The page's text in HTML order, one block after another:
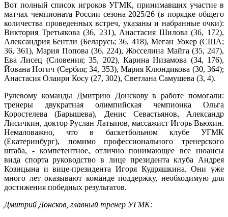
Вот полный список игроков УГМК, принимавших участие в
матчах чемпионата России сезона 2025/26 (в порядке общего
количества проведенных встреч, указаны и набранные очки):
Виктория Третьякова (36, 231), Анастасия Шилова (36, 172),
Александрия Бентли (Беларусь; 36, 418), Меган Уокер (США;
36, 361), Мария Попова (36, 224), Жосселина Майга (35, 247),
Ева Лисец (Словения; 35, 202), Карина Низамова (34, 176),
Йована Ногич (Сербия; 34, 353), Мария Клюндикова (30, 364);
Анастасия Олаири Косу (27, 302), Светлана Самушева (3, 4).
Рулевому команды Дмитрию Донскову в работе помогали:
тренеры двукратная олимпийская чемпионка Ольга
Коростелева (Барышева), Денис Севастьянов, Александр
Лисичкин, доктор Руслан Латыпов, массажист Игорь Вьюхин.
Немаловажно, что в баскетбольном клубе УГМК
(Екатеринбург), помимо профессионального тренерского
штаба, - компетентное, отлично понимающее все нюансы
вида спорта руководство в лице президента клуба Андрея
Козицына и вице-президента Игоря Кудряшкина. Они уже
много лет оказывают команде поддержку, необходимую для
достижения победных результатов.
Дмитрий Донсков, главный тренер УГМК: